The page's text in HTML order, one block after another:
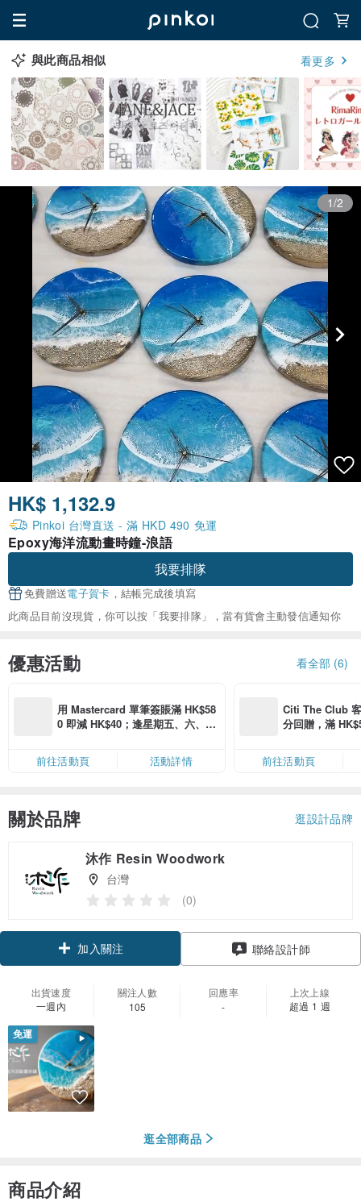
與此商品相似 看更多
1/2
HK$ 1,132.9
Pinkoi 台灣直送 - 滿 HKD 490 免運
Epoxy海洋流動畫時鐘-浪語
我要排隊
免費贈送電子賀卡 ，結帳完成後填寫
此商品目前沒現貨，你可以按「我要排隊」，當有貨會主動發信通知你
優惠活動 看全部 (6)
用 Mastercard 單筆簽賬滿 HK$58
0 即減 HK$40；逢星期五、六、日
限，額滿即止，僅限「常用信用
卡」結帳）
前往活動頁 活動詳情
Citi The Club
分回贈，滿
前往活動頁
關於品牌 逛設計品牌
沐作 Resin Woodwork
台灣
(0)
加入關注 聯絡設計師
出貨速度
一週內
關注人數
105
回應率
-
上次上線
超過 1 週
免運
逛全部商品
商品介紹